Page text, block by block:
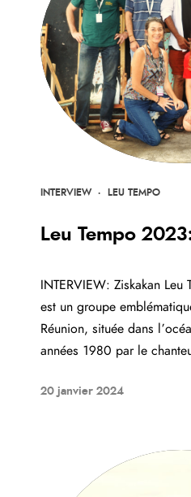
INTERVIEW · LEU TEMPO
Leu Tempo
INTERVIEW: Ziskakan
est un groupe
Réunion, située dans
années 1980 par le
20 janvier 2024